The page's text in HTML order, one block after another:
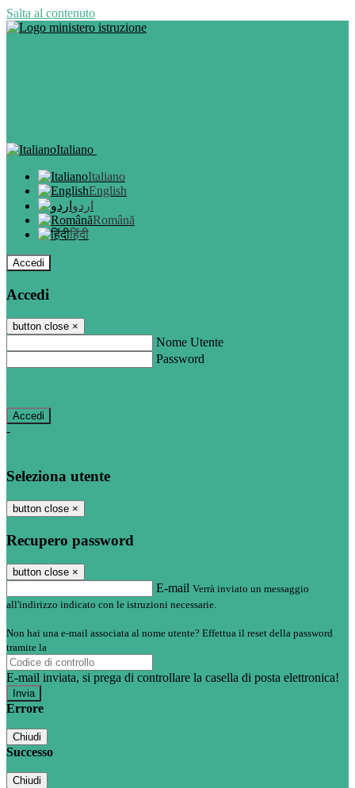
Salta al contenuto
Italiano
Italiano
English
اردو
Română
हिंदी
Accedi
Accedi
button close ×
Nome Utente
Password
-
Seleziona utente
button close ×
Recupero password
button close ×
E-mail Verrà inviato un messaggio
all'indirizzo indicato con le istruzioni necessarie.
Non hai una e-mail associata al nome utente? Effettua il reset della password
tramite la
E-mail inviata, si prega di controllare la casella di posta elettronica!
Errore
Chiudi
Successo
Chiudi